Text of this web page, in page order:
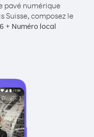
pavé numérique
Suisse, composez le
+ Numéro local